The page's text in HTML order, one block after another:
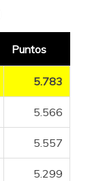
Puntos
5.783
5.566
5.557
5.299